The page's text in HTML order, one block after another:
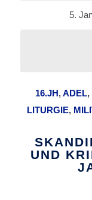
5.
16.JH,ADEL,
LITURGIE,
UND